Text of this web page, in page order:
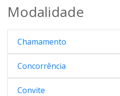
Modalidade
Chamamento
Concorrência
Convite